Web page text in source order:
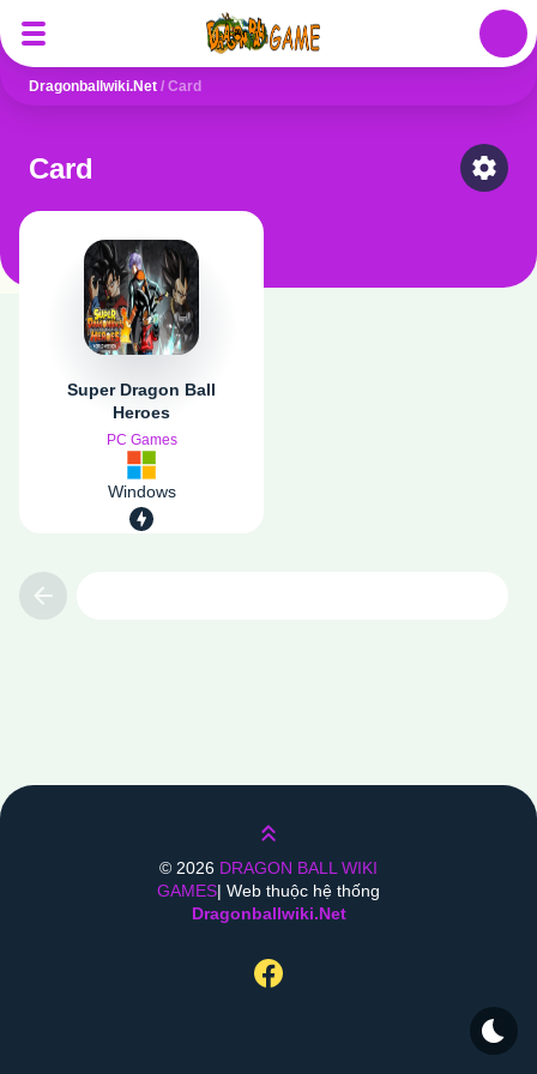
Dragonballwiki.net / Card
Card
Select
Super Dragon Ball
Heroes
PC Games
Windows
Lên trên
© 2026 DRAGON BALL WIKI
GAMES| Web thuộc hệ thống
Dragonballwiki.net